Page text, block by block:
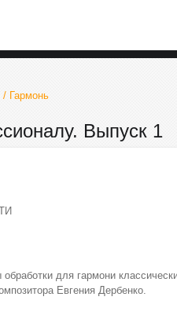
/ Гармонь
Выпуск 1
для гармони
Евгения Дербенко.